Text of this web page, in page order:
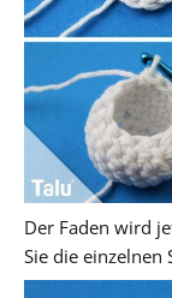
Der Faden wird
Sie die einzelnen